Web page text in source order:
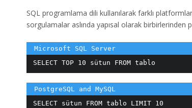
SQL programlama dili kullanılarak farklı
sorgulamalar aslında yapısal olarak birbirlerinden
SELECT TOP 10 sütun FROM tablo
SELECT sütun FROM tablo LIMIT 10